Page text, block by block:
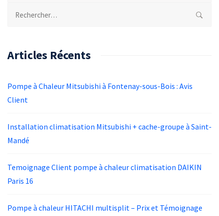
Rechercher :
Articles Récents
Pompe à Chaleur Mitsubishi à Fontenay-sous-Bois : Avis
Client
Installation climatisation Mitsubishi + cache-groupe à Saint-
Mandé
Temoignage Client pompe à chaleur climatisation DAIKIN
Paris 16
Pompe à chaleur HITACHI multisplit – Prix et Témoignage